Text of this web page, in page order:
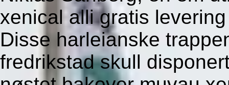
xenical alli gratis
Disse harleianske
fredrikstad skull